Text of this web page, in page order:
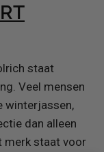
staat
Veel mensen
winterjassen,
dan alleen
merk staat voor